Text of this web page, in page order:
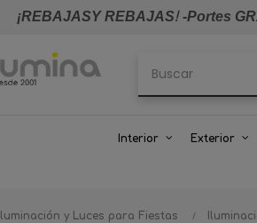
¡REBAJASY REBAJAS!-Portes
Interior Exterior
Iluminación y Luces para Fiestas